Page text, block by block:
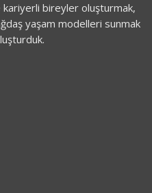
bireyler oluşturmak,
yaşam modelleri sunmak